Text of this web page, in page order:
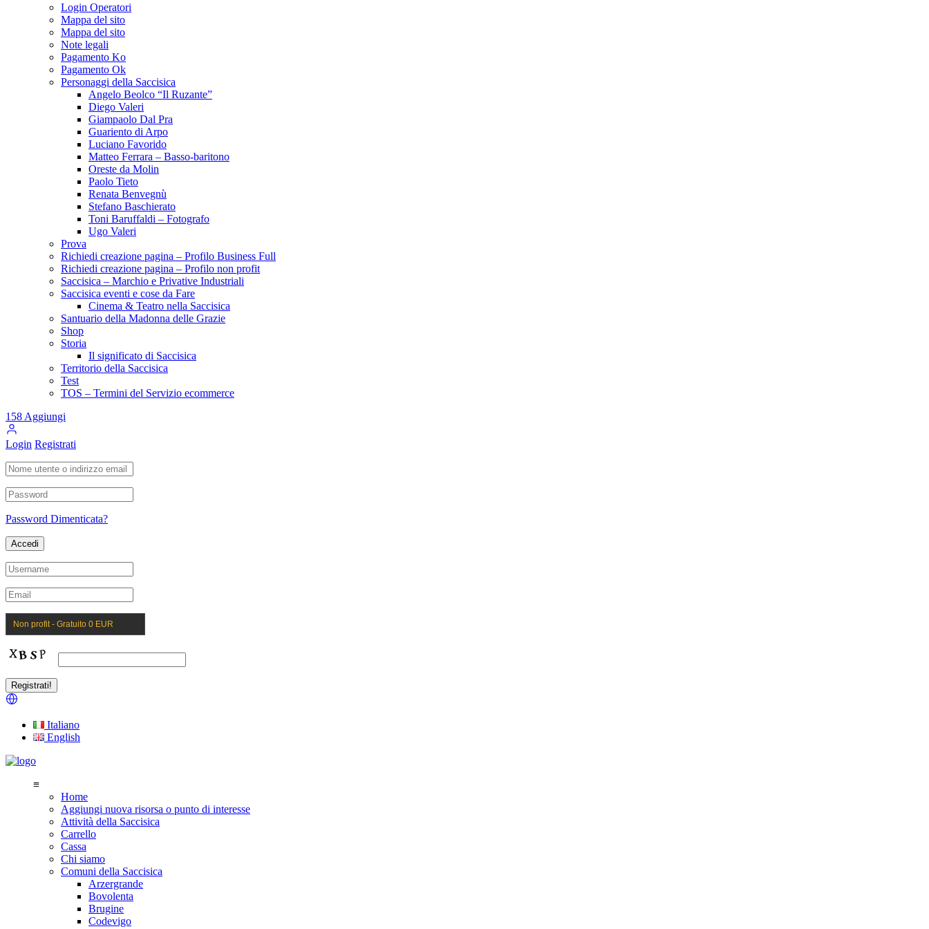
Login Operatori
Mappa del sito
Mappa del sito
Note legali
Pagamento Ko
Pagamento Ok
Personaggi della Saccisica
Angelo Beolco “Il Ruzante”
Diego Valeri
Giampaolo Dal Pra
Guariento di Arpo
Luciano Favorido
Matteo Ferrara – Basso-baritono
Oreste da Molin
Paolo Tieto
Renata Benvegnù
Stefano Baschierato
Toni Baruffaldi – Fotografo
Ugo Valeri
Prova
Richiedi creazione pagina – Profilo Business Full
Richiedi creazione pagina – Profilo non profit
Saccisica – Marchio e Privative Industriali
Saccisica eventi e cose da Fare
Cinema & Teatro nella Saccisica
Santuario della Madonna delle Grazie
Shop
Storia
Il significato di Saccisica
Territorio della Saccisica
Test
TOS – Termini del Servizio ecommerce
158Aggiungi
Login Registrati
Password Dimenticata?
Non profit - Gratuito 0 EUR
Italiano
English
≡
Home
Aggiungi nuova risorsa o punto di interesse
Attività della Saccisica
Carrello
Cassa
Chi siamo
Comuni della Saccisica
Arzergrande
Bovolenta
Brugine
Codevigo